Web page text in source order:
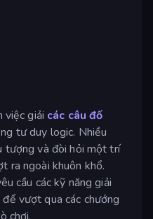
việc giải các câu đố
tư duy logic. Nhiều
tượng và đòi hỏi một trí
ra ngoài khuôn khổ.
cầu các kỹ năng giải
vượt qua các chướng